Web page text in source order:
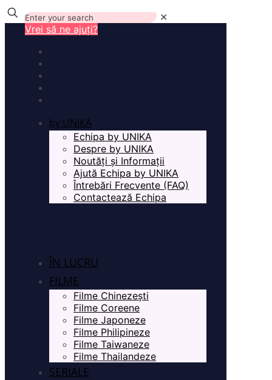
✕
Vrei să ne ajuți?
by UNIKA
Echipa by UNIKA
Despre by UNIKA
Noutăți și Informații
Ajută Echipa by UNIKA
Întrebări Frecvente (FAQ)
Contactează Echipa
ÎN LUCRU
FILME
Filme Chinezești
Filme Coreene
Filme Japoneze
Filme Philipineze
Filme Taiwaneze
Filme Thailandeze
SERIALE